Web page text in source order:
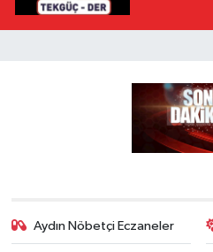
Aydın Nöbetçi Eczaneler